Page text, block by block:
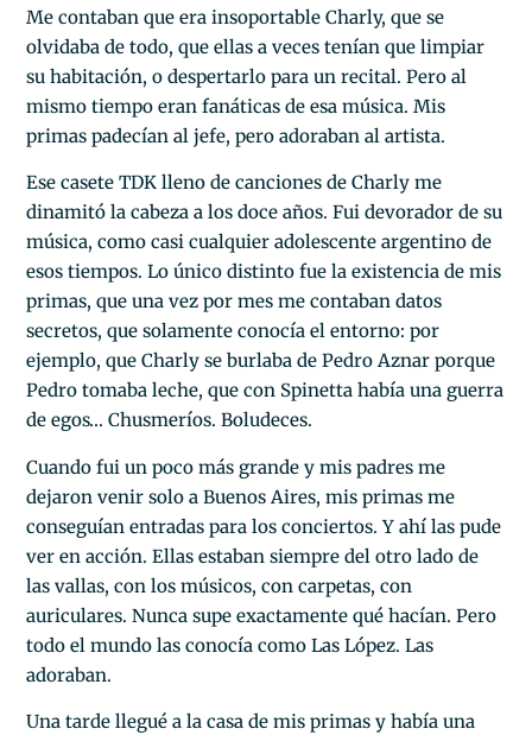
Me contaban que era insoportable Charly, que se
olvidaba de todo, que ellas a veces tenían que limpiar
su habitación, o despertarlo para un recital. Pero al
mismo tiempo eran fanáticas de esa música. Mis
primas padecían al jefe, pero adoraban al artista.
Ese casete TDK lleno de canciones de Charly me
dinamitó la cabeza a los doce años. Fui devorador de su
música, como casi cualquier adolescente argentino de
esos tiempos. Lo único distinto fue la existencia de mis
primas, que una vez por mes me contaban datos
secretos, que solamente conocía el entorno: por
ejemplo, que Charly se burlaba de Pedro Aznar porque
Pedro tomaba leche, que con Spinetta había una guerra
de egos… Chusmeríos. Boludeces.
Cuando fui un poco más grande y mis padres me
dejaron venir solo a Buenos Aires, mis primas me
conseguían entradas para los conciertos. Y ahí las pude
ver en acción. Ellas estaban siempre del otro lado de
las vallas, con los músicos, con carpetas, con
auriculares. Nunca supe exactamente qué hacían. Pero
todo el mundo las conocía como Las López. Las
adoraban.
Una tarde llegué a la casa de mis primas y había una